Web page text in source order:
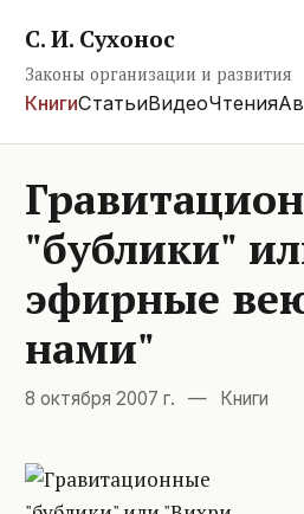
С. И. Сухонос
Законы организации и развития
КнигиСтатьиВидеоЧтения
"бублики"
эфирные
нами"
8 октября 2007 г. — Книги